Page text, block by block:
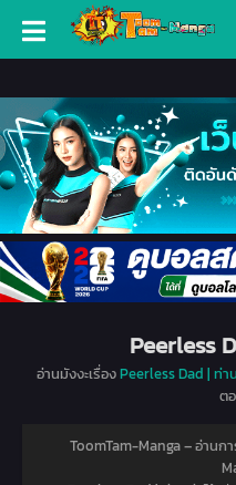
Peerless
อ่านมังงะเรื่องPeerless Dad | ท่า
ต
ToomTam-Manga – อ่านก